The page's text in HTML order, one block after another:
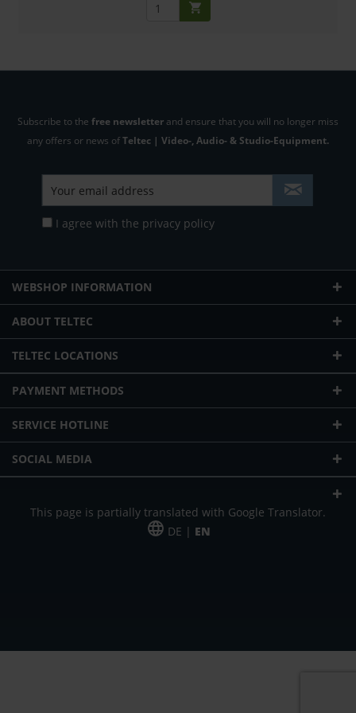
Subscribe to the free newsletter and ensure that you will no longer miss
any offers or news ofTeltec | Video-, Audio- & Studio-Equipment.
I agree with the privacy policy
WEBSHOP INFORMATION
ABOUT TELTEC
TELTEC LOCATIONS
PAYMENT METHODS
SERVICE HOTLINE
SOCIAL MEDIA
This page is partially translated with Google Translator.
DE | EN